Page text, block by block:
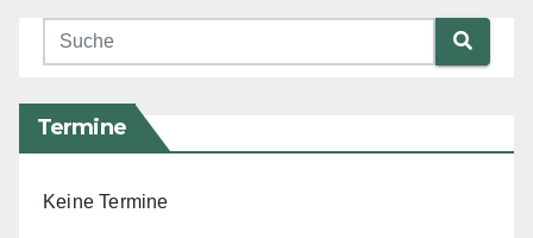
Termine
Keine Termine